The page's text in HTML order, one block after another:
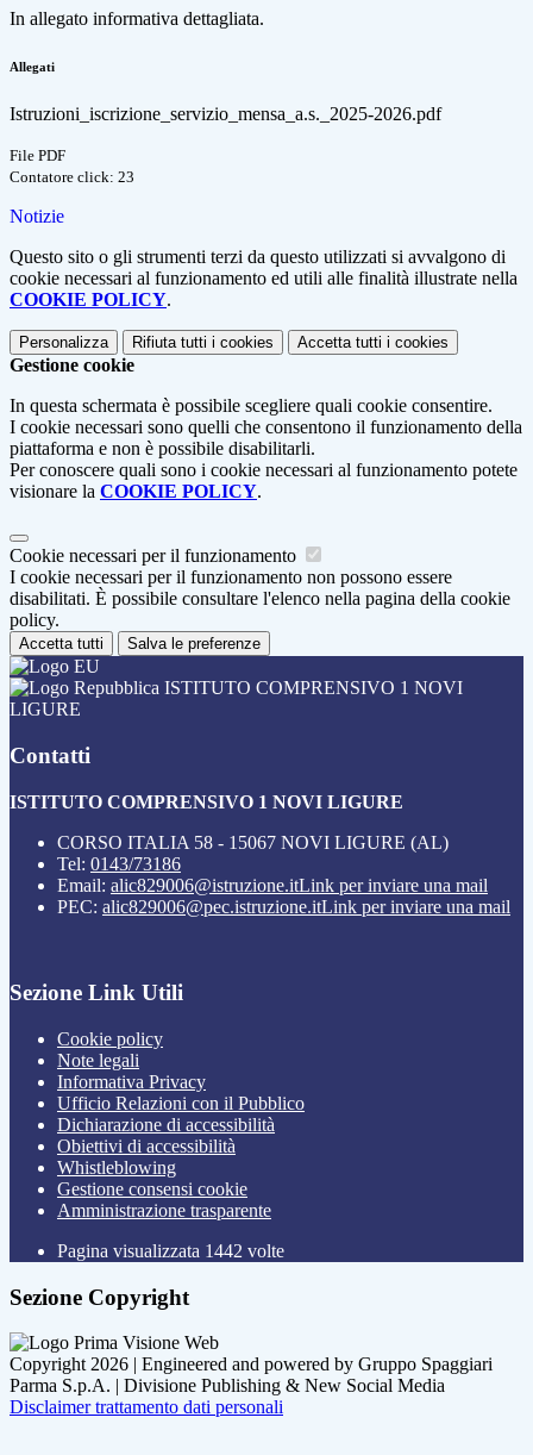
In allegato informativa dettagliata.
Allegati
Istruzioni_iscrizione_servizio_mensa_a.s._2025-2026.pdf
File PDF
Contatore click: 23
Notizie
Questo sito o gli strumenti terzi da questo utilizzati si avvalgono di
cookie necessari al funzionamento ed utili alle finalità illustrate nella
COOKIE POLICY.
Personalizza Rifiuta tutti i cookies Accetta tutti i cookies
Gestione cookie
In questa schermata è possibile scegliere quali cookie consentire.
I cookie necessari sono quelli che consentono il funzionamento della
piattaforma e non è possibile disabilitarli.
Per conoscere quali sono i cookie necessari al funzionamento potete
visionare la COOKIE POLICY.
Cookie necessari per il funzionamento
I cookie necessari per il funzionamento non possono essere
disabilitati. È possibile consultare l'elenco nella pagina della cookie
policy.
Accetta tutti Salva le preferenze
ISTITUTO COMPRENSIVO 1 NOVI
LIGURE
Contatti
ISTITUTO COMPRENSIVO 1 NOVI LIGURE
CORSO ITALIA 58 - 15067 NOVI LIGURE (AL)
Tel: 0143/73186
Email: alic829006@istruzione.itLink per inviare una mail
PEC: alic829006@pec.istruzione.itLink per inviare una mail
Sezione Link Utili
Cookie policy
Note legali
Informativa Privacy
Ufficio Relazioni con il Pubblico
Dichiarazione di accessibilità
Obiettivi di accessibilità
Whistleblowing
Gestione consensi cookie
Amministrazione trasparente
Pagina visualizzata 1442 volte
Sezione Copyright
Copyright 2026 | Engineered and powered by Gruppo Spaggiari
Parma S.p.A. | Divisione Publishing & New Social Media
Disclaimer trattamento dati personali